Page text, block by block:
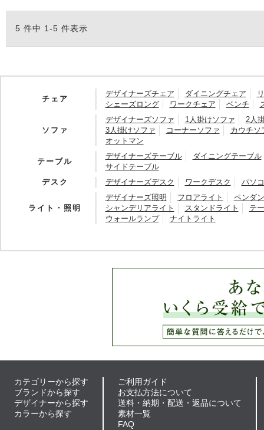
5 件中 1-5 件表示
チェア
デザイナーズチェア ダイニングチェア
シェーズロング
ワークチェア ベンチ
ソファ
デザイナーズソファ 1人掛けソファ
2人
3人掛けソファ
コーナーソファ
カウチソ
オットマン
テーブル
デザイナーズテーブル
ダイニングテーブル
サイドテーブル
デスク
デザイナーズデスク ワークデスク パソ
ライト・照明
デザイナーズ照明 フロアライト
ペンダ
シャンデリアライト
スタンドライト
テ
ウォールランプ
ナイトライト
カテゴリーから探す
ブランドから探す
デザイナーから探す
カラーから探す
ご利用ガイド
お支払方法について
送料・納期・配送・返品について
素材一覧
FAQ